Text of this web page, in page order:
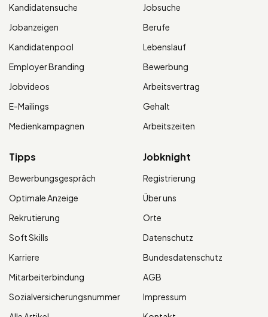
Kandidatensuche
Jobanzeigen
Kandidatenpool
Employer Branding
Jobvideos
E-Mailings
Medienkampagnen
Jobsuche
Berufe
Lebenslauf
Bewerbung
Arbeitsvertrag
Gehalt
Arbeitszeiten
Tipps
Bewerbungsgespräch
Optimale Anzeige
Rekrutierung
Soft Skills
Karriere
Mitarbeiterbindung
Sozialversicherungsnummer
Jobknight
Registrierung
Über uns
Orte
Datenschutz
Bundesdatenschutz
AGB
Impressum